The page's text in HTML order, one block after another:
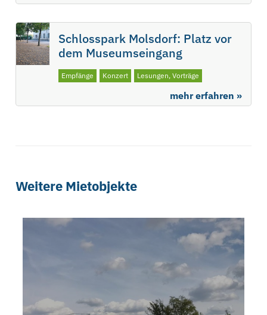
Schlosspark Molsdorf: Platz vor
dem Museumseingang
Empfänge Konzert Lesungen, Vorträge
mehr erfahren »
Weitere Mietobjekte